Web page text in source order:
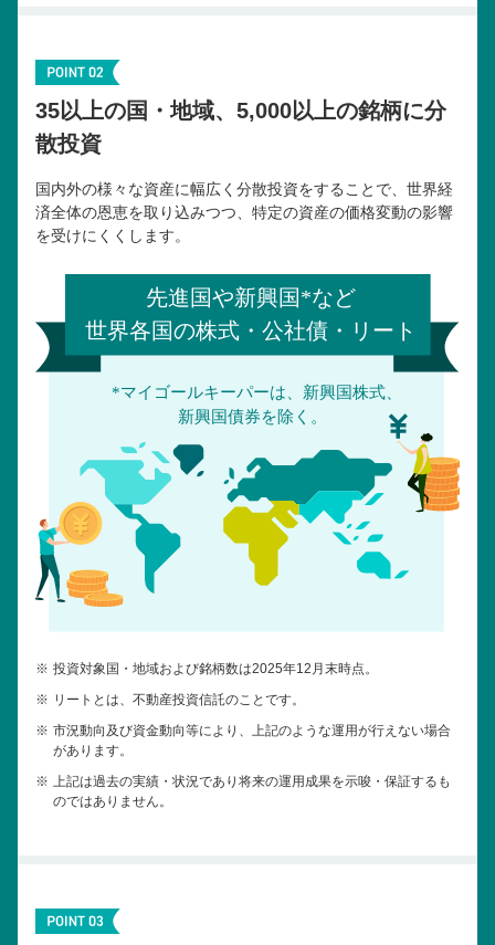
35以上の国・地域、5,000以上の銘柄に分
散投資
国内外の様々な資産に幅広く分散投資をすることで、世界経
済全体の恩恵を取り込みつつ、特定の資産の価格変動の影響
を受けにくくします。
※ 投資対象国・地域および銘柄数は2025年12月末時点。
※ リートとは、不動産投資信託のことです。
※ 市況動向及び資金動向等により、上記のような運用が行えない場合
があります。
※
上記は過去の実績・状況であり将来の運用成果を示唆・保証するも
のではありません。